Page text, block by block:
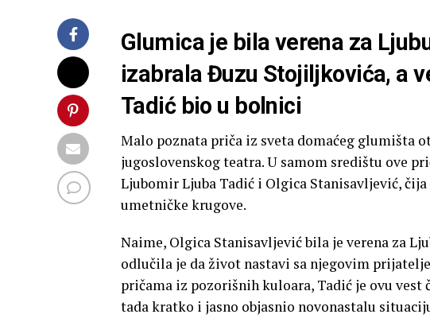
Glumica je bila verena za
izabrala Đuzu Stojiljkovića, a
Tadić bio u bolnici
Malo poznata priča iz sveta domaćeg glumišta
jugoslovenskog teatra. U samom središtu ove
Ljubomir Ljuba Tadić i Olgica Stanisavljević,
umetničke krugove.
Naime, Olgica Stanisavljević bila je verena za
odlučila je da život nastavi sa njegovim
pričama iz pozorišnih kuloara, Tadić je ovu vest
tada kratko i jasno objasnio novonastalu